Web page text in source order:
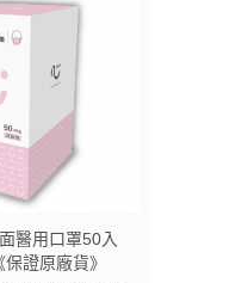
醫用口罩50入
證原廠貨》